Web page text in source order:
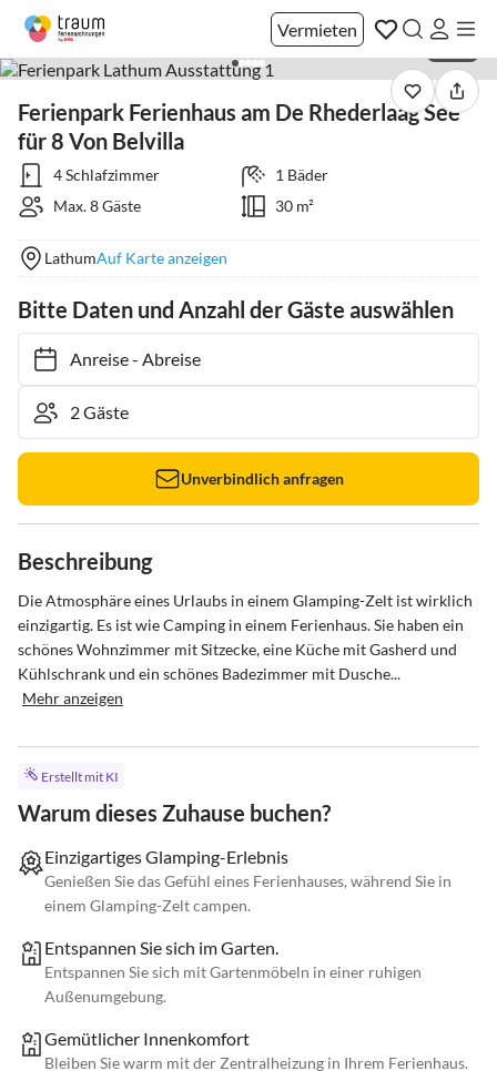
Vermieten
Ferienpark Ferienhaus am De Rhederlaag See
für 8 Von Belvilla
4 Schlafzimmer
1 Bäder
Max. 8 Gäste
30 m²
LathumAuf Karte anzeigen
Bitte Daten und Anzahl der Gäste auswählen
Anreise- Abreise
Unverbindlich anfragen
Beschreibung
Die Atmosphäre eines Urlaubs in einem Glamping-Zelt ist wirklich
einzigartig. Es ist wie Camping in einem Ferienhaus. Sie haben ein
schönes Wohnzimmer mit Sitzecke, eine Küche mit Gasherd und
Kühlschrank und ein schönes Badezimmer mit Dusche...
Mehr anzeigen
Erstellt mit KI
Warum dieses Zuhause buchen?
Einzigartiges Glamping-Erlebnis
Genießen Sie das Gefühl eines Ferienhauses, während Sie in
einem Glamping-Zelt campen.
Entspannen Sie sich im Garten.
Entspannen Sie sich mit Gartenmöbeln in einer ruhigen
Außenumgebung.
Gemütlicher Innenkomfort
Bleiben Sie warm mit der Zentralheizung in Ihrem Ferienhaus.